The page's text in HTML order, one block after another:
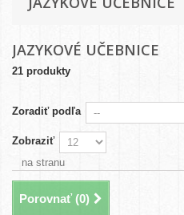
JAZYKOVÉ UČEBNICE
21 produkty
Zoradiť podľa
Zobraziť
na stranu
Porovnať (0)